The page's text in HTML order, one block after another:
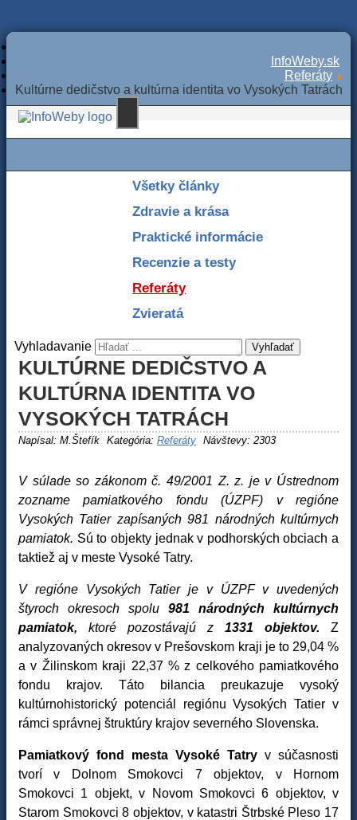
InfoWeby.sk
Referáty
Kultúrne dedičstvo a kultúrna identita vo Vysokých Tatrách
Všetky články
Zdravie a krása
Praktické informácie
Recenzie a testy
Referáty
Zvieratá
Vyhladavanie Vyhľadať
KULTÚRNE DEDIČSTVO A
KULTÚRNA IDENTITA VO
VYSOKÝCH TATRÁCH
Napísal: M.Štefík Kategória: Referáty Návštevy: 2303
V súlade so zákonom č. 49/2001 Z. z. je v Ústrednom
zozname pamiatkového fondu (ÚZPF) v regióne
Vysokých Tatier zapísaných 981 národných kultúrnych
pamiatok. Sú to objekty jednak v podhorských obciach a
taktiež aj v meste Vysoké Tatry.
V regióne Vysokých Tatier je v ÚZPF v uvedených
štyroch okresoch spolu 981 národných kultúrnych
pamiatok, ktoré pozostávajú z 1331 objektov.
Z
analyzovaných okresov v Prešovskom kraji je to 29,04 %
a v Žilinskom kraji 22,37 % z celkového pamiatkového
fondu krajov. Táto bilancia preukazuje vysoký
kultúrnohistorický potenciál regiónu Vysokých Tatier v
rámci správnej štruktúry krajov severného Slovenska.
Pamiatkový fond mesta Vysoké Tatry v súčasnosti
tvorí v Dolnom Smokovci 7 objektov, v Hornom
Smokovci 1 objekt, v Novom Smokovci 6 objektov, v
Starom Smokovci 8 objektov, v katastri Štrbské Pleso 17